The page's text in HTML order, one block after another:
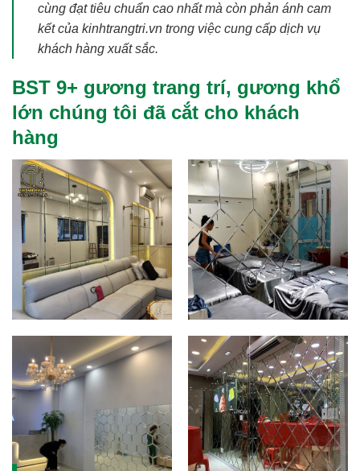
cùng đạt tiêu chuẩn cao nhất mà còn phản ánh cam
kết của kinhtrangtri.vn trong việc cung cấp dịch vụ
khách hàng xuất sắc.
BST 9+ gương trang trí, gương khổ
lớn chúng tôi đã cắt cho khách
hàng